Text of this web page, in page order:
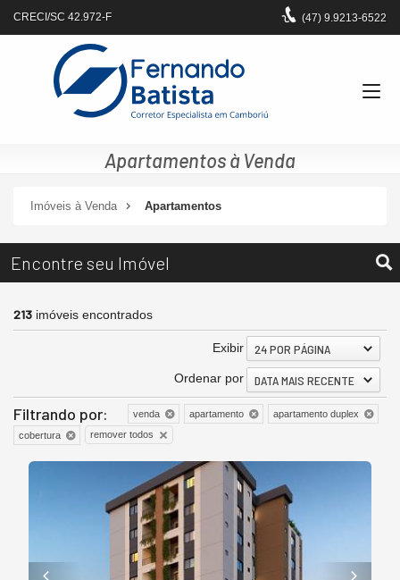
CRECI/SC 42.972-F (47) 9.9213-6522
Apartamentos à Venda
Imóveis à Venda Apartamentos
Encontre seu Imóvel
213 imóveis encontrados
Exibir 24 POR PÁGINA
Ordenar por DATA MAIS RECENTE
Filtrando por: venda apartamento
apartamento duplex
cobertura
remover todos